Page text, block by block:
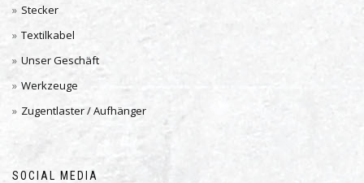
Stecker
Textilkabel
Unser Geschäft
Werkzeuge
Zugentlaster / Aufhänger
SOCIAL MEDIA